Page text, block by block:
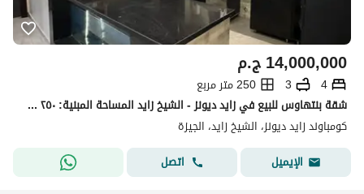
ج.م14,000,000
4
3
250 متر مربع
شقة بنتهاوس للبيع في زايد ديونز - الشيخ زايد المساحة المبنية: ٢٥٠ متر مربع مساحة السطح: ١٤٨ متر مربع ٤ غرف نوم، منها غرفتا نوم رئيسيتان ٣ حمامات منط
كومباوند زايد ديونز، الشيخ زايد، الجيزة
الإيميل
اتصل